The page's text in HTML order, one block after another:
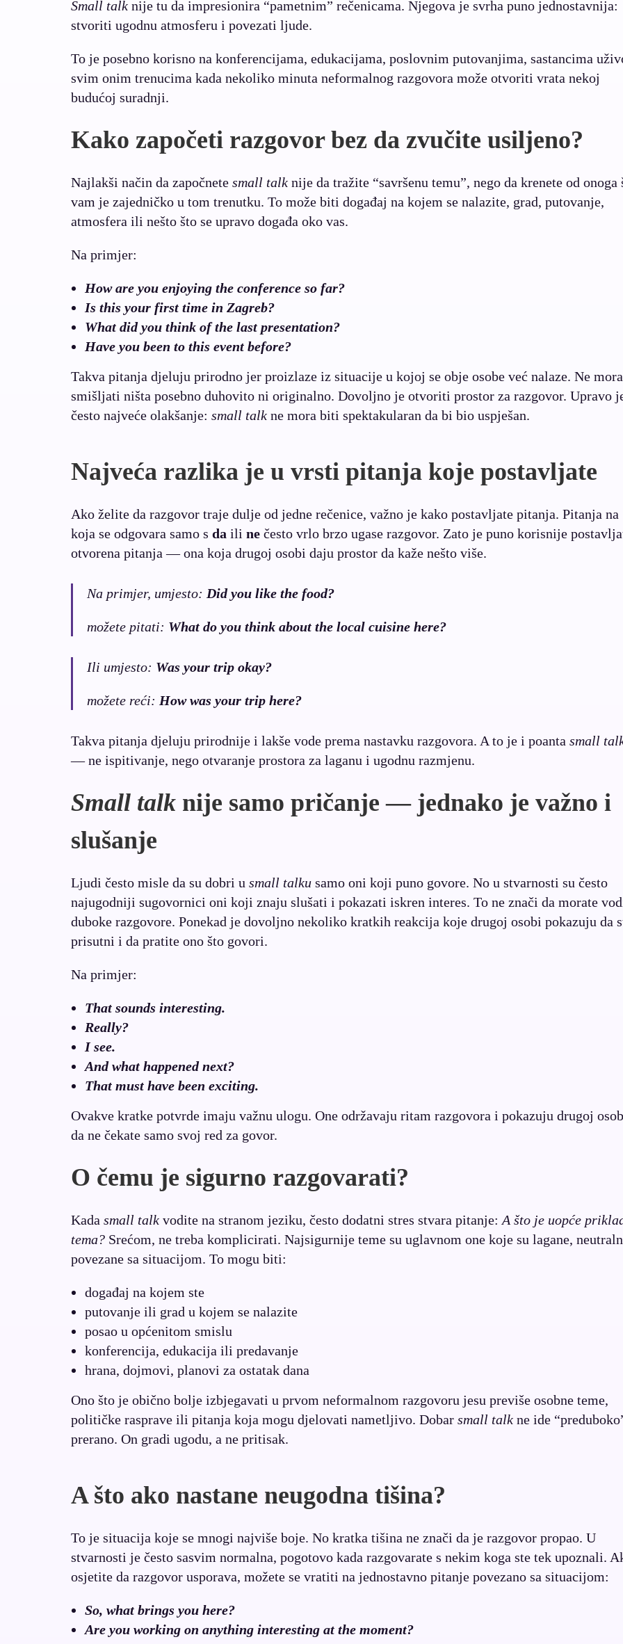
Small talk nije tu da impresionira “pametnim” rečenicama. Njegova je svrha puno jednostavnija:
stvoriti ugodnu atmosferu i povezati ljude.
To je posebno korisno na konferencijama, edukacijama, poslovnim putovanjima, sastancima
svim onim trenucima kada nekoliko minuta neformalnog razgovora može otvoriti vrata nekoj
budućoj suradnji.
Kako započeti razgovor bez da zvučite usiljeno?
Najlakši način da započnete small talk nije da tražite “savršenu temu”, nego da krenete od onoga
vam je zajedničko u tom trenutku. To može biti događaj na kojem se nalazite, grad, putovanje,
atmosfera ili nešto što se upravo događa oko vas.
Na primjer:
How are you enjoying the conference so far?
Is this your first time in Zagreb?
What did you think of the last presentation?
Have you been to this event before?
Takva pitanja djeluju prirodno jer proizlaze iz situacije u kojoj se obje osobe već nalaze. Ne
smišljati ništa posebno duhovito ni originalno. Dovoljno je otvoriti prostor za razgovor. Upravo
često najveće olakšanje: small talk ne mora biti spektakularan da bi bio uspješan.
Najveća razlika je u vrsti pitanja koje postavljate
Ako želite da razgovor traje dulje od jedne rečenice, važno je kako postavljate pitanja. Pitanja na
koja se odgovara samo s da ili ne često vrlo brzo ugase razgovor. Zato je puno korisnije
otvorena pitanja — ona koja drugoj osobi daju prostor da kaže nešto više.
Na primjer, umjesto: Did you like the food?
možete pitati: What do you think about the local cuisine here?
Ili umjesto: Was your trip okay?
možete reći: How was your trip here?
Takva pitanja djeluju prirodnije i lakše vode prema nastavku razgovora. A to je i poanta small
— ne ispitivanje, nego otvaranje prostora za laganu i ugodnu razmjenu.
Small talk nije samo pričanje — jednako je važno i
slušanje
Ljudi često misle da su dobri u small talku samo oni koji puno govore. No u stvarnosti su često
najugodniji sugovornici oni koji znaju slušati i pokazati iskren interes. To ne znači da morate
duboke razgovore. Ponekad je dovoljno nekoliko kratkih reakcija koje drugoj osobi pokazuju da
prisutni i da pratite ono što govori.
Na primjer:
That sounds interesting.
Really?
I see.
And what happened next?
That must have been exciting.
Ovakve kratke potvrde imaju važnu ulogu. One održavaju ritam razgovora i pokazuju drugoj
da ne čekate samo svoj red za govor.
O čemu je sigurno razgovarati?
Kada small talk vodite na stranom jeziku, često dodatni stres stvara pitanje:A što je uopće
tema? Srećom, ne treba komplicirati. Najsigurnije teme su uglavnom one koje su lagane,
povezane sa situacijom. To mogu biti:
događaj na kojem ste
putovanje ili grad u kojem se nalazite
posao u općenitom smislu
konferencija, edukacija ili predavanje
hrana, dojmovi, planovi za ostatak dana
Ono što je obično bolje izbjegavati u prvom neformalnom razgovoru jesu previše osobne teme,
političke rasprave ili pitanja koja mogu djelovati nametljivo. Dobar small talk ne ide
prerano. On gradi ugodu, a ne pritisak.
A što ako nastane neugodna tišina?
To je situacija koje se mnogi najviše boje. No kratka tišina ne znači da je razgovor propao. U
stvarnosti je često sasvim normalna, pogotovo kada razgovarate s nekim koga ste tek upoznali.
osjetite da razgovor usporava, možete se vratiti na jednostavno pitanje povezano sa situacijom:
So, what brings you here?
Are you working on anything interesting at the moment?